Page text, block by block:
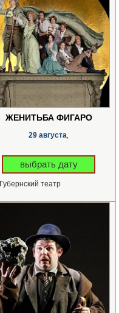
ЖЕНИТЬБА ФИГАРО
29 августа
выбрать дату
Губернский театр